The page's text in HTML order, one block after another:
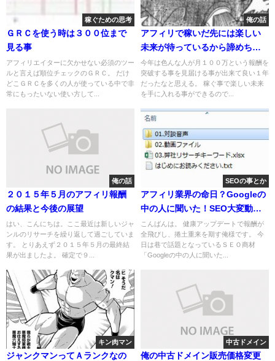
稼ぐための思考
ＧＲＣを使う時は３００位まで
見る事
アフィリエイターに欠かせない必須のツー
ルと言えば順位チェックのＧＲＣ。 だけ
どこＧＲＣを多くの人が使っている中で非
常にもったいない使い方して...
俺の話
アフィリで稼いだ先には楽しい
未来が待っているから諦めちゃ
ダメだ
今年は色んな人が月１００万という報酬を
突破する事を見届ける事が出来て良い１年
だったなと思える。 稼ぐ事で楽しい未来
を手に入れる事ができるので...
俺の話
２０１５年５月のアフィリ報酬
の結果と今後の展望
はい、こんにちは。ここ最近は新しいジャ
ンルのリサーチを繰り返して過ごしていま
す。 とりあえず２０１５年５月の最終結
果が出ましたよ。 確定で９...
SEOの事とか
アフィリ業界の命日？Googleの
中の人に聞いた！SEO大変動時
代に生き抜く術を買ってみた。
こんばんは。 健康アップデートで報酬が
全飛びし、捲土重来を期す俺様です。 今
日は巷で話題となっているＳＥＯ商材
「Googleの中の人に聞いた...
キン肉マン
ジャンクマンってＡランクなの
中古ドメイン
俺の中古ドメイン販売価格変更